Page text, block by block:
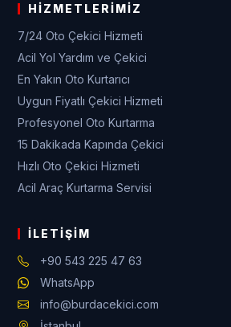
HIZMETLERIMIZ
7/24 Oto Çekici Hizmeti
Acil Yol Yardım ve Çekici
En Yakın Oto Kurtarıcı
Uygun Fiyatlı Çekici Hizmeti
Profesyonel Oto Kurtarma
15 Dakikada Kapında Çekici
Hızlı Oto Çekici Hizmeti
Acil Araç Kurtarma Servisi
İLETIŞIM
+90 543 225 47 63
WhatsApp
info@burdacekici.com